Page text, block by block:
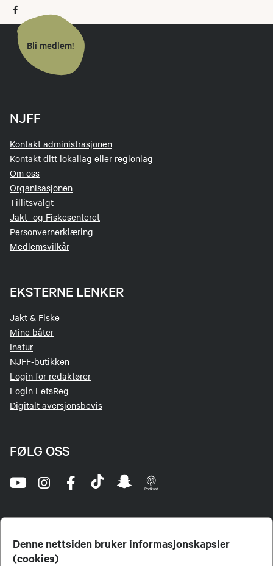
Denne nettsiden bruker informasjonskapsler
(cookies)
Bli medlem!
NJFF
Kontakt administrasjonen
Kontakt ditt lokallag eller regionlag
Om oss
Organisasjonen
Tillitsvalgt
Jakt- og Fiskesenteret
Personvernerklæring
Medlemsvilkår
EKSTERNE LENKER
Jakt & Fiske
Mine båter
Inatur
NJFF-butikken
Login for redaktører
Login LetsReg
Digitalt aversjonsbevis
FØLG OSS